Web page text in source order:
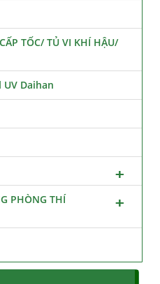
TỐC/ TỦ VI KHÍ HẬU/
UV Daihan
PHÒNG THÍ